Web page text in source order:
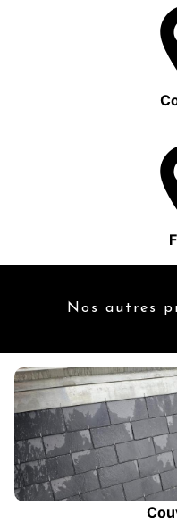
Nos autres